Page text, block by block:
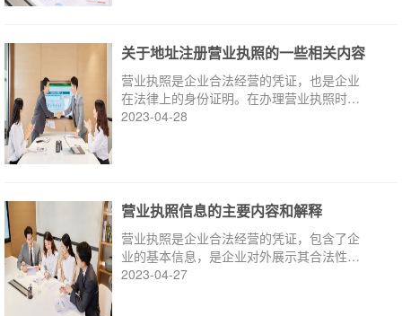
关于地址注册营业执照的一些相关内容
营业执照是企业合法经营的凭证，也是企业
在法律上的身份证明。在办理营业执照时，
地址的注册也是一个重要的环节。
2023-04-28
营业执照信息的主要内容和解释
营业执照是企业合法经营的凭证，包含了企
业的基本信息，是企业对外展示其合法性和
经营范围的证明。
2023-04-27